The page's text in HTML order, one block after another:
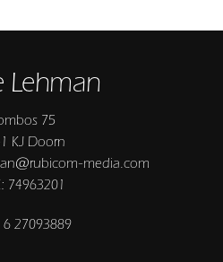
Lehman
75
KJ Doorn
media.com
74963201
27093889